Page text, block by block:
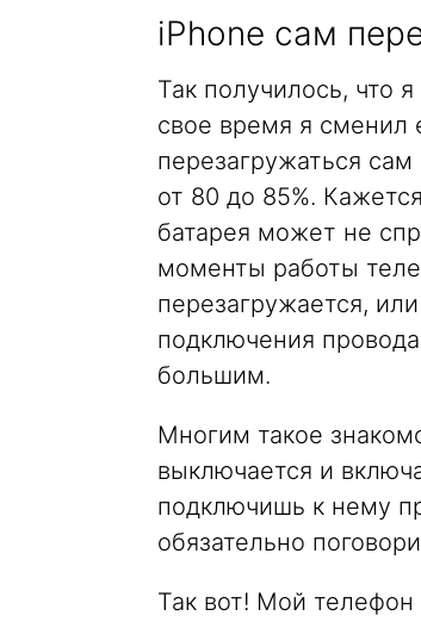
iPhone сам
Так получилось, что
свое время я сменил
перезагружаться
от 80 до 85%.
батарея может не
моменты работы
перезагружается,
подключения
большим.
Многим такое
выключается и
подключишь к нему
обязательно
Так вот! Мой